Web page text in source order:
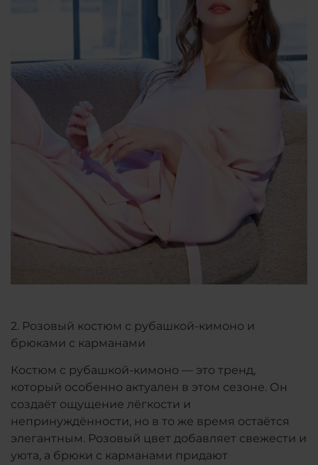
2. Розовый костюм с рубашкой-кимоно и
брюками с карманами
Костюм с рубашкой-кимоно — это тренд,
который особенно актуален в этом сезоне. Он
создаёт ощущение лёгкости и
непринуждённости, но в то же время остаётся
элегантным. Розовый цвет добавляет свежести и
уюта, а брюки с карманами придают